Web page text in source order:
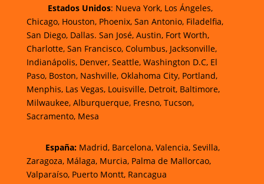
Estados Unidos: Nueva York, Los Ángeles,
Chicago, Houston, Phoenix, San Antonio, Filadelfia,
San Diego, Dallas. San José, Austin, Fort Worth,
Charlotte, San Francisco, Columbus, Jacksonville,
Indianápolis, Denver, Seattle, Washington D.C, El
Paso, Boston, Nashville, Oklahoma City, Portland,
Menphis, Las Vegas, Louisville, Detroit, Baltimore,
Milwaukee, Alburquerque, Fresno, Tucson,
Sacramento, Mesa
España: Madrid, Barcelona, Valencia, Sevilla,
Zaragoza, Málaga, Murcia, Palma de Mallorcao,
Valparaíso, Puerto Montt, Rancagua